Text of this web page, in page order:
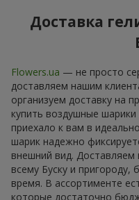
Доставка
Flowers.ua — не просто
доставляем нашим
организуем доставку на
купить воздушные
приехало к вам в
шарик надежно
внешний вид. Доставляем
всему Буску и
время. В ассортименте
которые достаточно